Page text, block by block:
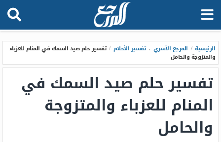
الرئيسية / المرجع الأسري ، تفسير الأحلام / تفسير حلم صيد السمك في المنام للعزباء
والمتزوجة والحامل
تفسير حلم صيد السمك في
المنام للعزباء والمتزوجة
والحامل